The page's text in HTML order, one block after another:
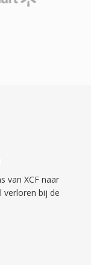
van XCF naar
verloren bij de